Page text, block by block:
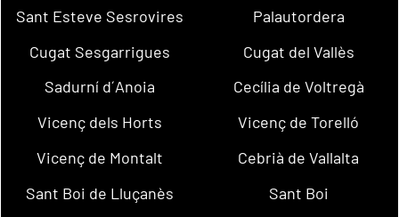
Sant Esteve Sesrovires
Palautordera
Cugat Sesgarrigues
Cugat del Vallès
Sadurní d´Anoia
Cecília de Voltregà
Vicenç dels Horts
Vicenç de Torelló
Vicenç de Montalt
Cebrià de Vallalta
Sant Boi de Lluçanès
Sant Boi